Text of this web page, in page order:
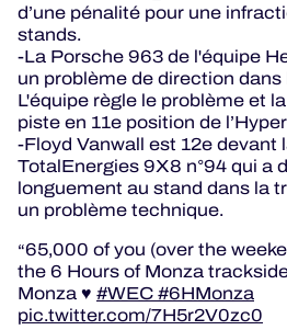
d’une pénalité pour une
stands.
-La Porsche 963 de l'équipe
un problème de direction
L'équipe règle le problème et
piste en 11e position de
-Floyd Vanwall est 12e devant
TotalEnergies 9X8 n°94 qui a
longuement au stand dans la
un problème technique.
65,000 of you (over the
the 6 Hours of Monza
Monza ♥️ #WEC#6HMonza
pic.twitter.com/7H5r2V0zc0